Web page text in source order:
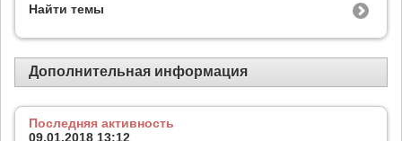
Найти темы
Дополнительная информация
Последняя активность
09.01.2018 13:12